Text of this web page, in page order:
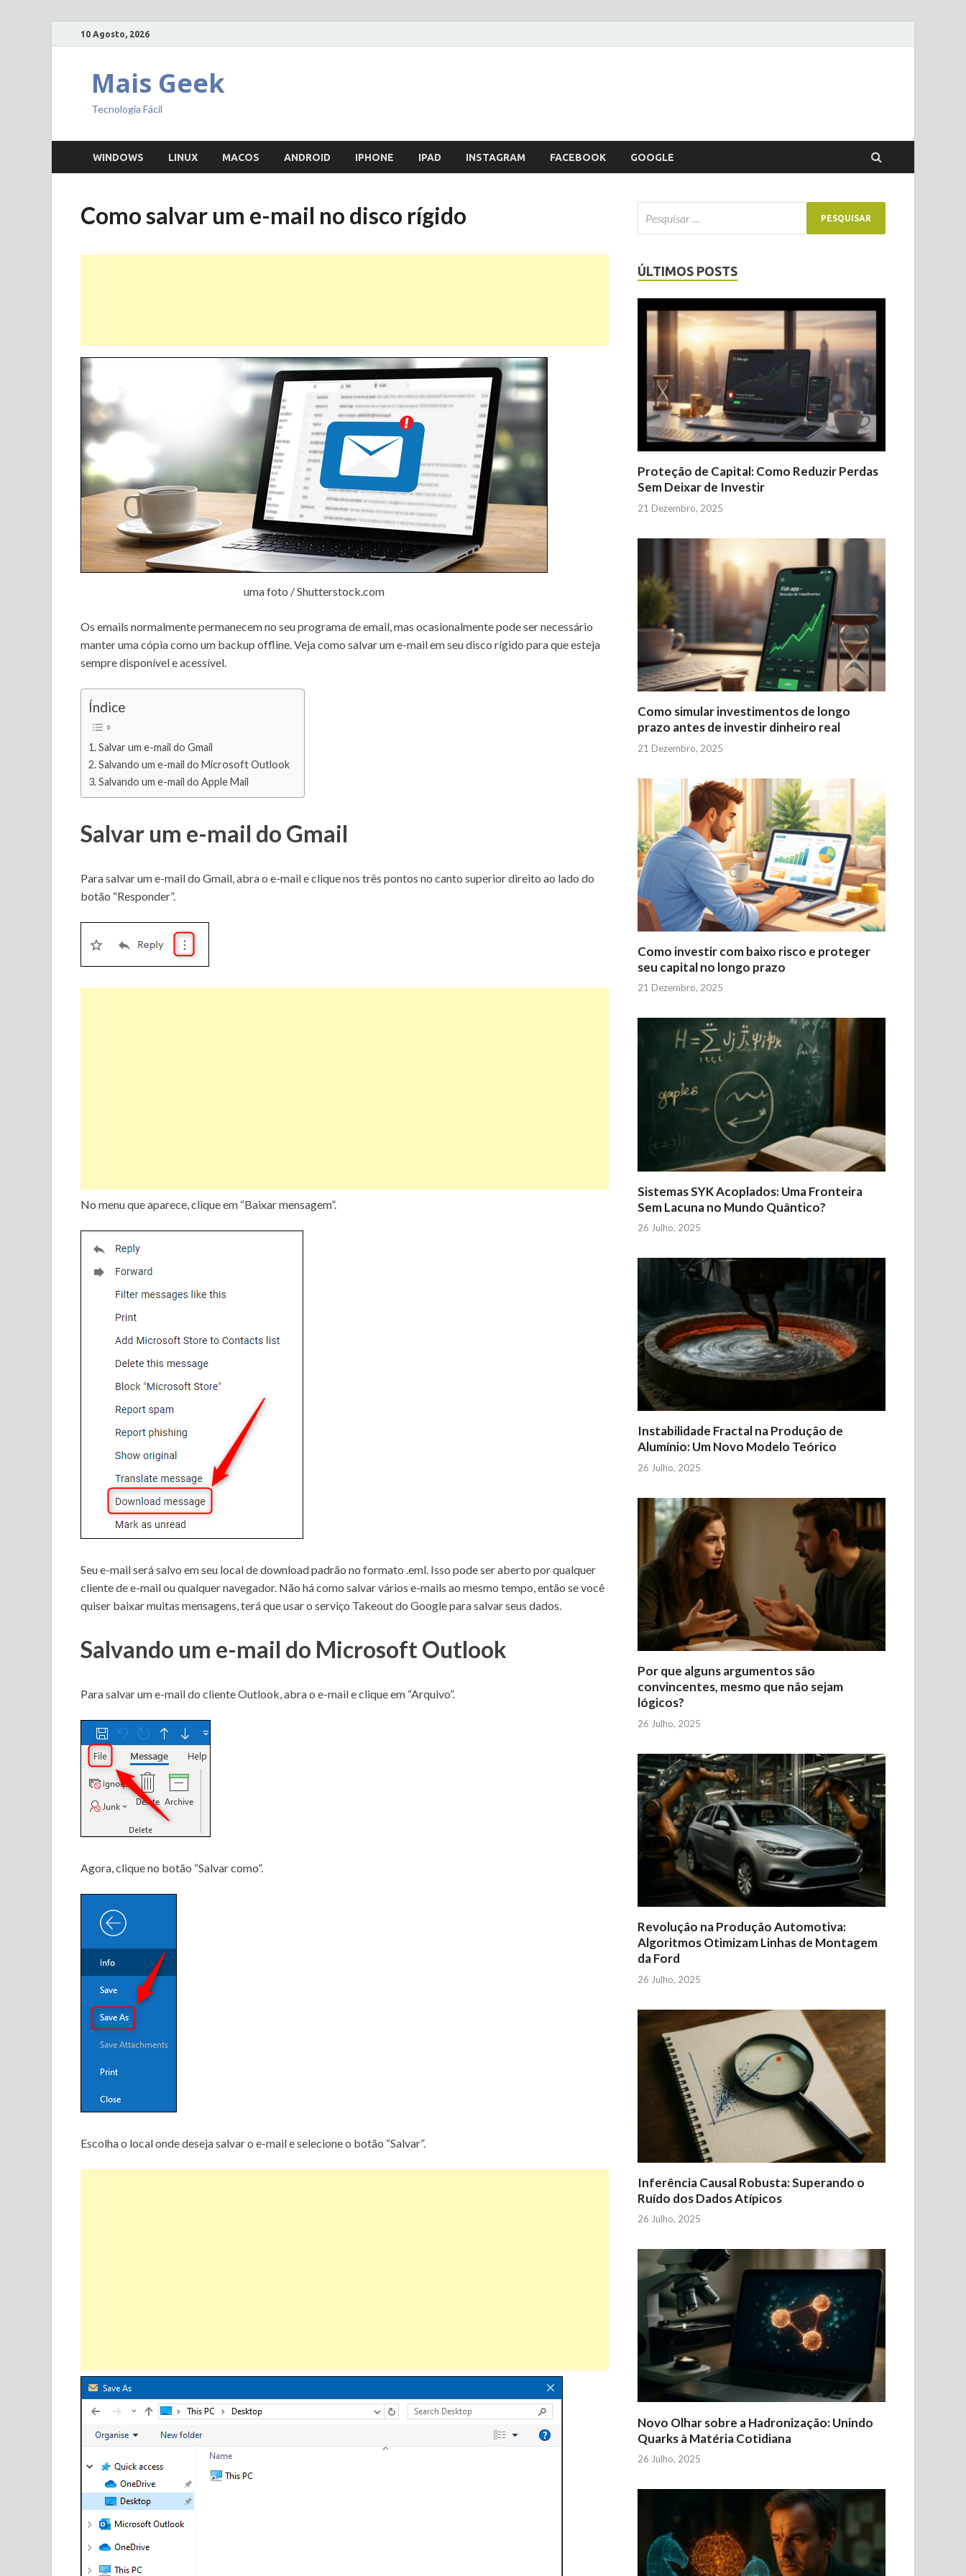
10 Agosto, 2026
Mais Geek
Tecnologia Fácil
WINDOWS LINUX MACOS ANDROID IPHONE IPAD INSTAGRAM FACEBOOK GOOGLE
Como salvar um e-mail no disco rígido
uma foto / Shutterstock.com
Os emails normalmente permanecem no seu programa de email, mas ocasionalmente pode ser necessário
manter uma cópia como um backup offline.Veja como salvar um e-mail em seu disco rígido para que esteja
sempre disponível e acessível.
Índice
Salvar um e-mail do Gmail
Salvando um e-mail do Microsoft Outlook
Salvando um e-mail do Apple Mail
Salvar um e-mail do Gmail
Para salvar um e-mail do Gmail, abra o e-mail e clique nos três pontos no canto superior direito ao lado do
botão “Responder”.
No menu que aparece, clique em “Baixar mensagem”.
Seu e-mail será salvo em seu local de download padrão no formato .eml. Isso pode ser aberto por qualquer
cliente de e-mail ou qualquer navegador. Não há como salvar vários e-mails ao mesmo tempo, então se você
quiser baixar muitas mensagens, terá que usaro serviço Takeout do Googlepara salvar seus dados.
Salvando um e-mail do Microsoft Outlook
Para salvar um e-mail do cliente Outlook, abra o e-mail e clique em “Arquivo”.
Agora, clique no botão “Salvar como”.
Escolha o local onde deseja salvar o e-mail e selecione o botão “Salvar”.
ÚLTIMOS POSTS
Proteção de Capital: Como Reduzir Perdas
Sem Deixar de Investir
21 Dezembro, 2025
Como simular investimentos de longo
prazo antes de investir dinheiro real
21 Dezembro, 2025
Como investir com baixo risco e proteger
seu capital no longo prazo
21 Dezembro, 2025
Sistemas SYK Acoplados: Uma Fronteira
Sem Lacuna no Mundo Quântico?
26 Julho, 2025
Instabilidade Fractal na Produção de
Alumínio: Um Novo Modelo Teórico
26 Julho, 2025
Por que alguns argumentos são
convincentes, mesmo que não sejam
lógicos?
26 Julho, 2025
Revolução na Produção Automotiva:
Algoritmos Otimizam Linhas de Montagem
da Ford
26 Julho, 2025
Inferência Causal Robusta: Superando o
Ruído dos Dados Atípicos
26 Julho, 2025
Novo Olhar sobre a Hadronização: Unindo
Quarks à Matéria Cotidiana
26 Julho, 2025